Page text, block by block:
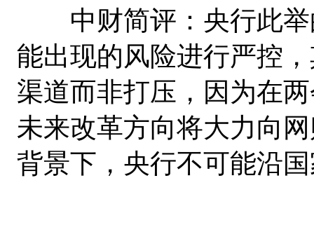
中财简评：央行此举
能出现的风险进行严控
渠道而非打压，因为在
未来改革方向将大力向
背景下，央行不可能沿